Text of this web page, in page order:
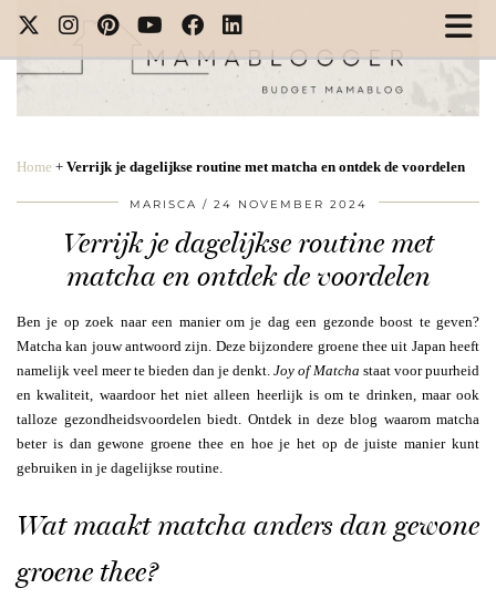
Home + Verrijk je dagelijkse routine met matcha en ontdek de voordelen
MARISCA 24 NOVEMBER 2024
Verrijk je dagelijkse routine met
matcha en ontdek de voordelen
Ben je op zoek naar een manier om je dag een gezonde boost te geven?
Matcha kan jouw antwoord zijn. Deze bijzondere groene thee uit Japan heeft
namelijk veel meer te bieden dan je denkt. Joy of Matcha staat voor puurheid
en kwaliteit, waardoor het niet alleen heerlijk is om te drinken, maar ook
talloze gezondheidsvoordelen biedt. Ontdek in deze blog waarom matcha
beter is dan gewone groene thee en hoe je het op de juiste manier kunt
gebruiken in je dagelijkse routine.
Wat maakt matcha anders dan gewone
groene thee?